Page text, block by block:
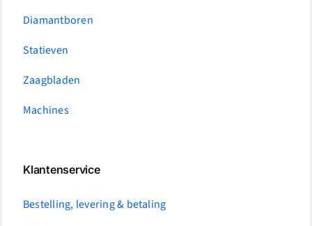
Diamantboren
Statieven
Zaagbladen
Machines
Klantenservice
Bestelling, levering & betaling